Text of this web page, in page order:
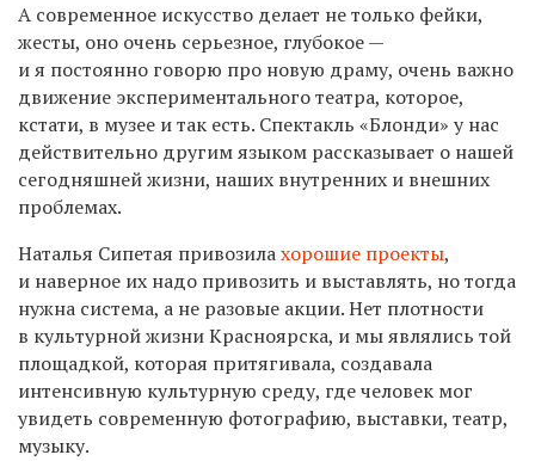
А современное искусство делает не только фейки,
жесты, оно очень серьезное, глубокое —
и я постоянно говорю про новую драму, очень важно
движение экспериментального театра, которое,
кстати, в музее и так есть. Спектакль «Блонди» у нас
действительно другим языком рассказывает о нашей
сегодняшней жизни, наших внутренних и внешних
проблемах.
Наталья Сипетая привозилахорошие проекты,
и наверное их надо привозить и выставлять, но тогда
нужна система, а не разовые акции. Нет плотности
в культурной жизни Красноярска, и мы являлись той
площадкой, которая притягивала, создавала
интенсивную культурную среду, где человек мог
увидеть современную фотографию, выставки, театр,
музыку.